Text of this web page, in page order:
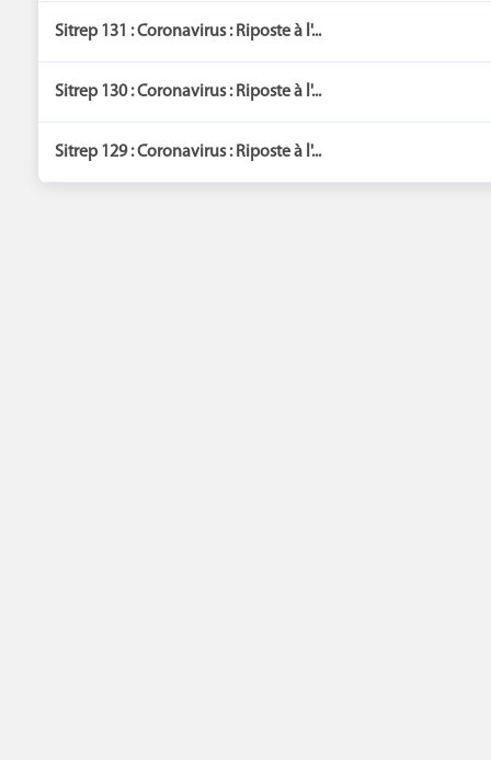
Sitrep 131 : Coronavirus : Riposte à l'...
Sitrep 130 : Coronavirus : Riposte à l'...
Sitrep 129 : Coronavirus : Riposte à l'...